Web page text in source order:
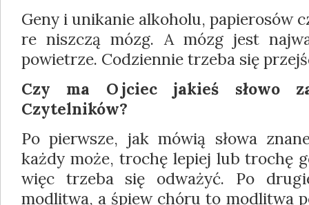
Geny i unikanie alkoholu, papierosów
re niszczą mózg. A mózg jest
powie­trze. Codziennie trzeba się
Czy ma Ojciec jakieś słowo
Czytelników?
Po pierwsze, jak mówią słowa
każ­dy może, trochę lepiej lub trochę
więc trzeba się odważyć. Po
modlitwa, a śpiew chóru to modlitwa